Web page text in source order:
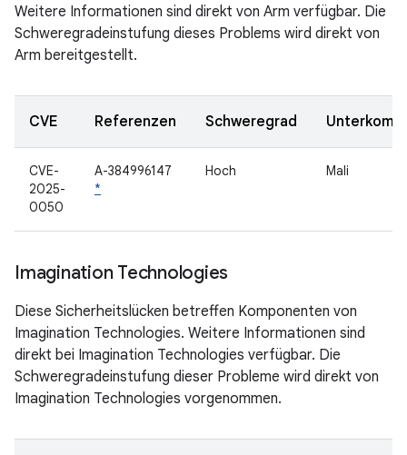
Weitere Informationen sind direkt von Arm verfügbar. Die
Schweregradeinstufung dieses Problems wird direkt von
Arm bereitgestellt.
CVE Referenzen Schweregrad
CVE-
2025-
0050
A-384996147
*
Hoch Mali
Imagination Technologies
Diese Sicherheitslücken betreffen Komponenten von
Imagination Technologies. Weitere Informationen sind
direkt bei Imagination Technologies verfügbar. Die
Schweregradeinstufung dieser Probleme wird direkt von
Imagination Technologies vorgenommen.